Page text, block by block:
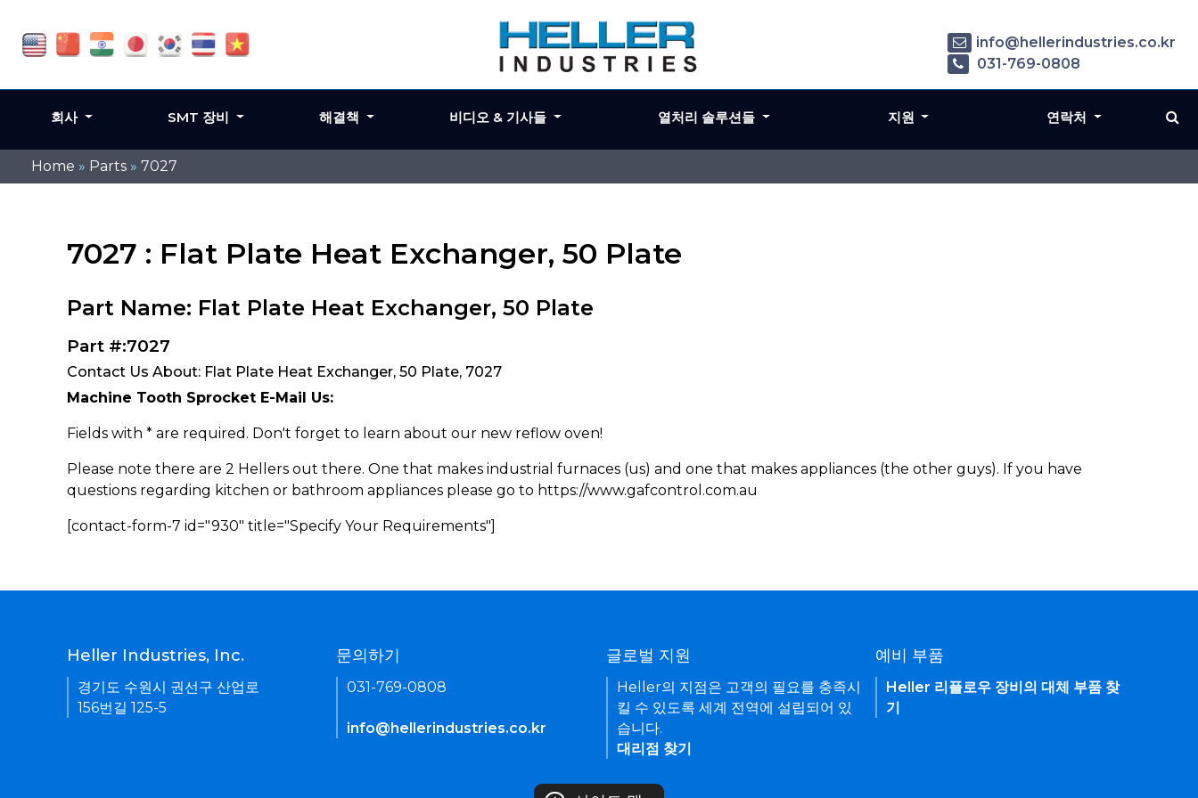
Home » Parts » 7027
7027 : Flat Plate Heat Exchanger, 50 Plate
Part Name: Flat Plate Heat Exchanger, 50 Plate
Part #:7027
Contact Us About: Flat Plate Heat Exchanger, 50 Plate, 7027
Machine Tooth Sprocket E-Mail Us:
Fields with * are required. Don't forget to learn about our new reflow oven!
Please note there are 2 Hellers out there. One that makes industrial furnaces (us) and one that makes appliances (the other guys). If you have
questions regarding kitchen or bathroom appliances please go to https://www.gafcontrol.com.au
[contact-form-7 id="930" title="Specify Your Requirements"]
info@hellerindustries.co.kr
031-769-0808
회사 SMT 장비 해결책 비디오 & 기사들 열처리 솔루션들 지원 연락처
Heller Industries, Inc.
경기도 수원시 권선구 산업로
156번길 125-5
문의하기
031-769-0808
info@hellerindustries.co.kr
글로벌 지원
Heller의 지점은 고객의 필요를 충족시
킬 수 있도록 세계 전역에 설립되어 있
습니다.
대리점 찾기
예비 부품
Heller 리플로우 장비의 대체 부품 찾
기